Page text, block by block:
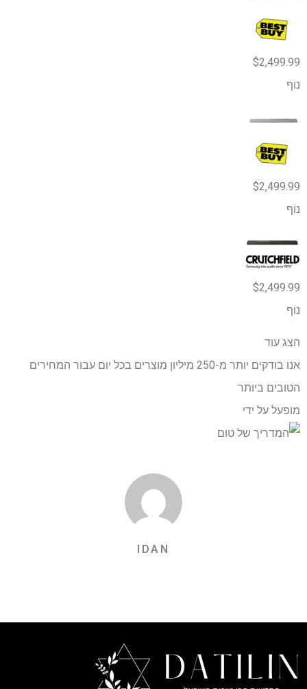
$2,499.99
נוֹף
$2,499.99
נוֹף
$2,499.99
נוֹף
הצג עוד
אנו בודקים יותר מ-250 מיליון מוצרים בכל יום עבור המחירים
הטובים ביותר
מופעל על ידי
IDAN